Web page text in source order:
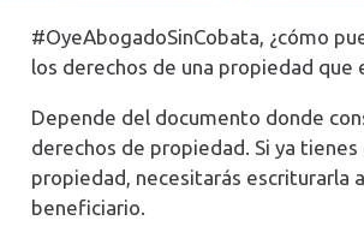
#OyeAbogadoSinCobata, ¿cómo
los derechos de una propiedad que
Depende del documento donde
derechos de propiedad. Si ya
propiedad, necesitarás escriturarla
beneficiario.